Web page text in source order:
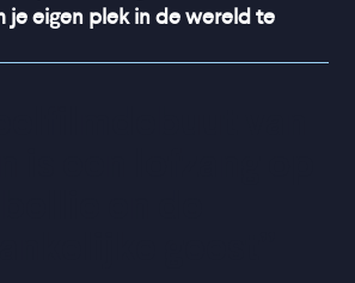
je eigen plek in de wereld te